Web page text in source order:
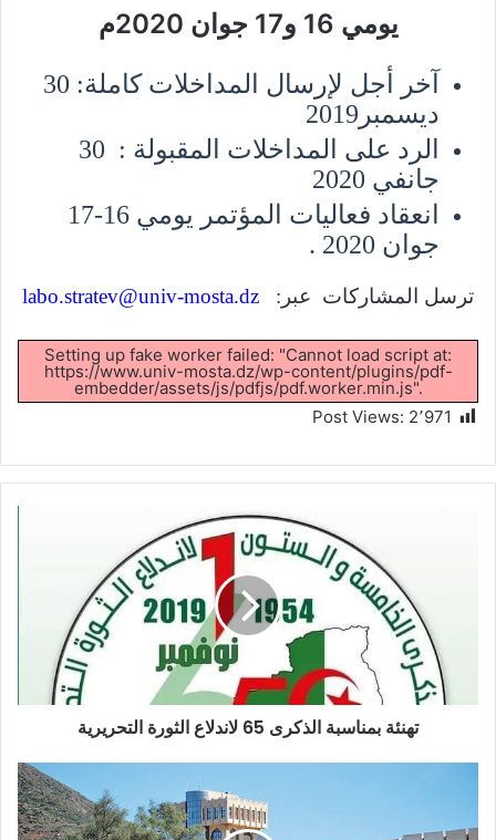
يومي 16 و17 جوان 2020م
آخر أجل لإرسال المداخلات كاملة: 30
ديسمبر2019
الرد على المداخلات المقبولة : 30
جانفي 2020
انعقاد فعاليات المؤتمر يومي 16-17
جوان 2020 .
ترسل المشاركات عبر:
Setting up fake worker failed: "Cannot load script at:
https://www.univ-mosta.dz/wp-content/plugins/pdf-
embedder/assets/js/pdfjs/pdf.worker.min.js".
Post Views: 2٬971
تهنئة بمناسبة الذكرى 65 لاندلاع الثورة التحريرية